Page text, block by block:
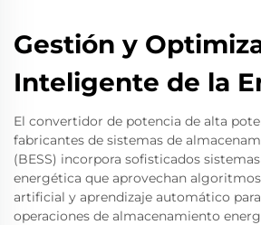
Gestión y
Inteligente de la
El convertidor de potencia de alta
fabricantes de sistemas de
(BESS) incorpora sofisticados
energética que aprovechan
artificial y aprendizaje automático
operaciones de almacenamiento